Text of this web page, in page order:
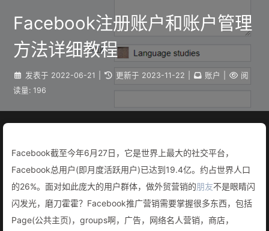
Facebook注册账户和账户管理
方法详细教程
发表于 2022-06-21 更新于 2023-11-22 账户
阅
读量: 196
Facebook截至今年6月27日，它是世界上最大的社交平台，
Facebook总用户(即月度活跃用户)已达到19.4亿。约占世界人口
的26%。面对如此庞大的用户群体，做外贸营销的朋友不是眼睛闪
闪发光，磨刀霍霍？Facebook推广营销需要掌握很多东西，包括
Page(公共主页)，groups啊，广告，网络名人营销，商店，